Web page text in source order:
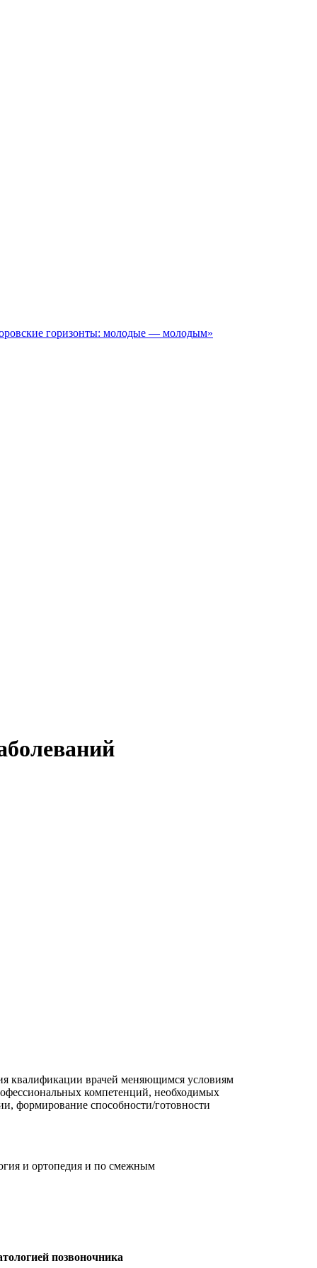
горизонты: молодые — молодым»
квалификации врачей меняющимся условиям
компетенций, необходимых
формирование способности/готовности
и ортопедия и по смежным
позвоночника